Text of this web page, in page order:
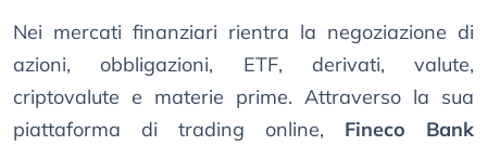
Nei mercati finanziari rientra la negoziazione di
azioni, obbligazioni, ETF, derivati, valute,
criptovalute e materie prime. Attraverso la sua
piattaforma di trading online, Fineco Bank